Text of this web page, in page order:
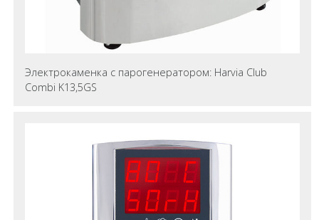
Электрокаменка с парогенератором: Harvia Club
Combi K13,5GS